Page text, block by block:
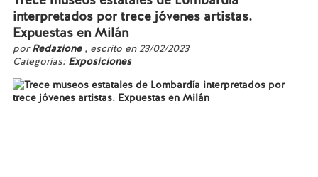
interpretados por trece jóvenes artistas.
Expuestas en Milán
porRedazione , escrito en 23/02/2023
Categorías: Exposiciones